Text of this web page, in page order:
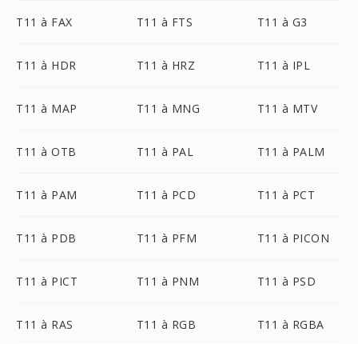
T11 à FAX T11 à FTS T11 à G3
T11 à HDR T11 à HRZ T11 à IPL
T11 à MAP T11 à MNG T11 à MTV
T11 à OTB T11 à PAL T11 à PALM
T11 à PAM T11 à PCD T11 à PCT
T11 à PDB T11 à PFM T11 à PICON
T11 à PICT T11 à PNM T11 à PSD
T11 à RAS T11 à RGB T11 à RGBA